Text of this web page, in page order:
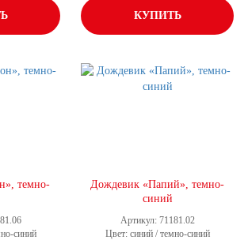
КУПИТЬ
темно-
синий
Дождевик «Папий», темно-
синий
Артикул: 71181.02
Цвет: синий / темно-синий